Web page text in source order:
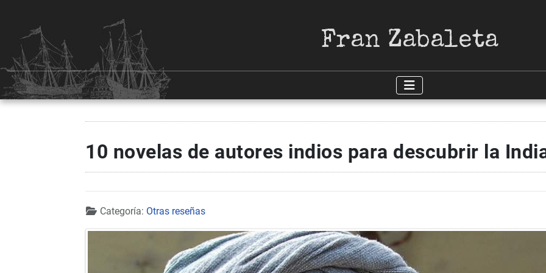
Fran Zabaleta
10 novelas de autores indios para descubrir la
Detalles
Categoría: Otras reseñas